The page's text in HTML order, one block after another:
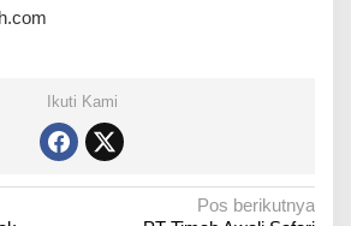
Ikuti Kami
Pos berikutnya